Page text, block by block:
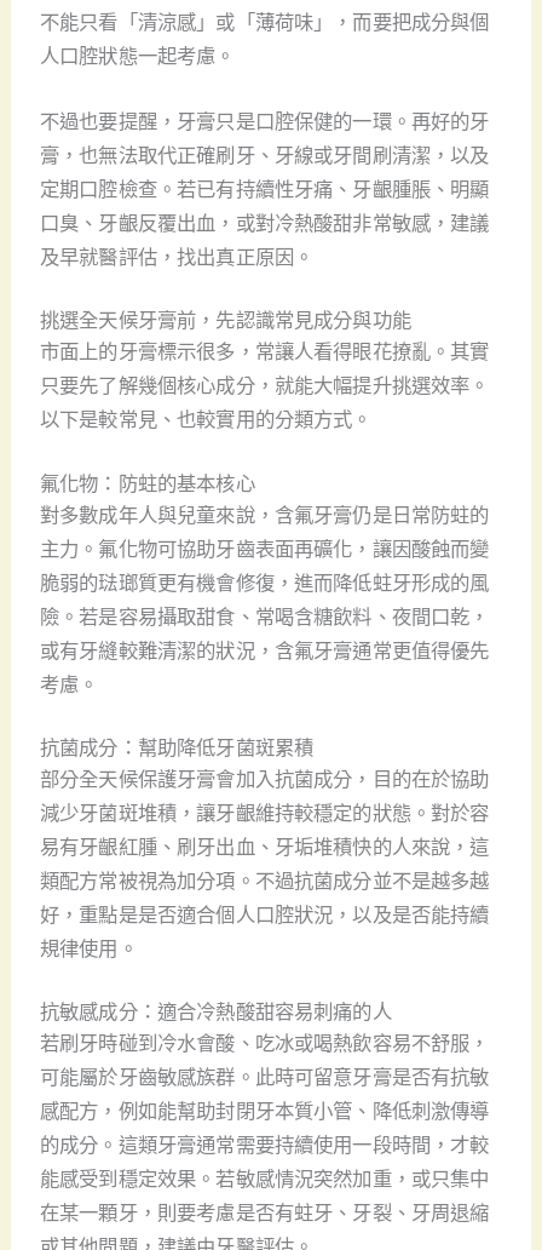
不能只看「清涼感」或「薄荷味」，而要把成分與個
人口腔狀態一起考慮。
不過也要提醒，牙膏只是口腔保健的一環。再好的牙
膏，也無法取代正確刷牙、牙線或牙間刷清潔，以及
定期口腔檢查。若已有持續性牙痛、牙齦腫脹、明顯
口臭、牙齦反覆出血，或對冷熱酸甜非常敏感，建議
及早就醫評估，找出真正原因。
挑選全天候牙膏前，先認識常見成分與功能
市面上的牙膏標示很多，常讓人看得眼花撩亂。其實
只要先了解幾個核心成分，就能大幅提升挑選效率。
以下是較常見、也較實用的分類方式。
氟化物：防蛀的基本核心
對多數成年人與兒童來說，含氟牙膏仍是日常防蛀的
主力。氟化物可協助牙齒表面再礦化，讓因酸蝕而變
脆弱的琺瑯質更有機會修復，進而降低蛀牙形成的風
險。若是容易攝取甜食、常喝含糖飲料、夜間口乾，
或有牙縫較難清潔的狀況，含氟牙膏通常更值得優先
考慮。
抗菌成分：幫助降低牙菌斑累積
部分全天候保護牙膏會加入抗菌成分，目的在於協助
減少牙菌斑堆積，讓牙齦維持較穩定的狀態。對於容
易有牙齦紅腫、刷牙出血、牙垢堆積快的人來說，這
類配方常被視為加分項。不過抗菌成分並不是越多越
好，重點是是否適合個人口腔狀況，以及是否能持續
規律使用。
抗敏感成分：適合冷熱酸甜容易刺痛的人
若刷牙時碰到冷水會酸、吃冰或喝熱飲容易不舒服，
可能屬於牙齒敏感族群。此時可留意牙膏是否有抗敏
感配方，例如能幫助封閉牙本質小管、降低刺激傳導
的成分。這類牙膏通常需要持續使用一段時間，才較
能感受到穩定效果。若敏感情況突然加重，或只集中
在某一顆牙，則要考慮是否有蛀牙、牙裂、牙周退縮